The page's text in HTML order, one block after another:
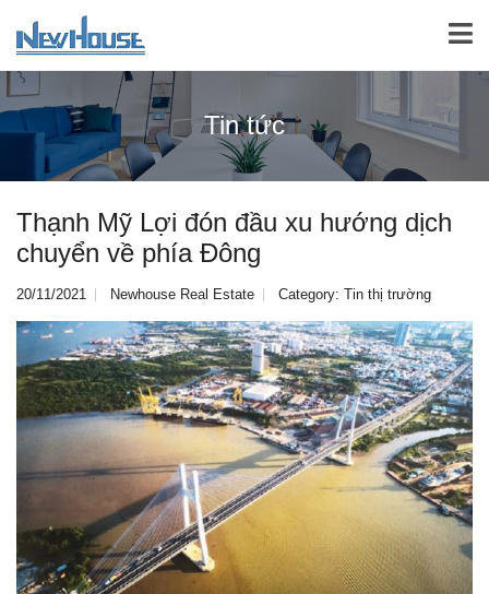
Tin tức
Thạnh Mỹ Lợi đón đầu xu hướng dịch
chuyển về phía Đông
20/11/2021 Newhouse Real Estate Category: Tin thị trường